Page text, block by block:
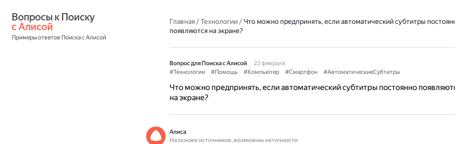
с Алисой
Примеры ответов Поиска с Алисой
Главная/Технологии/ Что можно предпринять, если автоматический субтитры
появляются на экране?
Вопрос для Поиска с Алисой
22 февраля
#Технологии
#Помощь #Компьютер #Смартфон #АвтоматическиеСубтитры
Что можно предпринять, если автоматический субтитры постоянно
на экране?
Алиса
На основе источников, возможны неточности